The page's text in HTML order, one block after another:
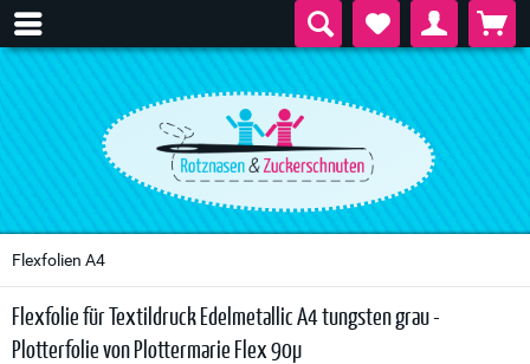
Flexfolien A4
Flexfolie für Textildruck Edelmetallic A4 tungsten grau -
Plotterfolie von Plottermarie Flex 90µ